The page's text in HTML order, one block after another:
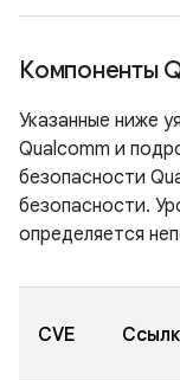
Компоненты
Указанные ниже
Qualcomm и
безопасности
безопасности.
определяется
CVE